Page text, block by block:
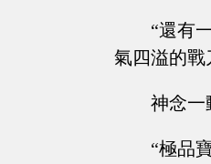
“還有
氣四溢的戰
神念一
“極品